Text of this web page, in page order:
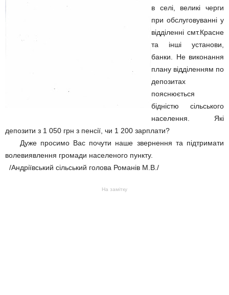
в селі, великі черги
при обслуговуванні у
відділенні смт.Красне
та інші установи,
банки. Не виконання
плану відділенням по
депозитах
пояснюється
бідністю сільського
населення. Які
депозити з 1 050 грн з пенсії, чи 1 200 зарплати?
Дуже просимо Вас почути наше звернення та підтримати
волевиявлення громади населеного пункту.
/Андріївський сільський голова Романів М.В./
На замітку